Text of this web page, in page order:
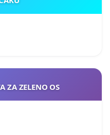
ZA ZELENO OS